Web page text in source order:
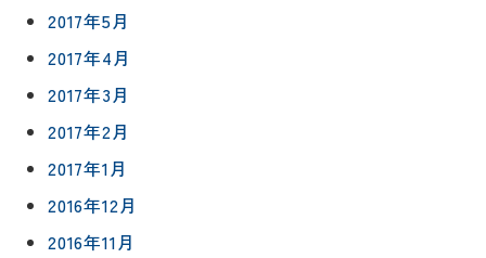
2017年5月
2017年4月
2017年3月
2017年2月
2017年1月
2016年12月
2016年11月